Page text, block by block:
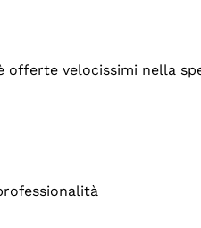
offerte velocissimi nella